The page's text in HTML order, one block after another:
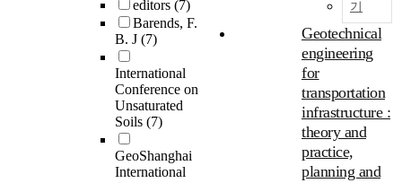
editors (7)
Barends, F.
B. J (7)
International
Conference on
Unsaturated
Soils (7)
GeoShanghai
International
기
Geotechnical
engineering
for
transportation
infrastructure :
theory and
practice,
planning and